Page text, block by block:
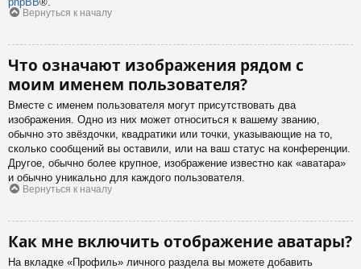
Вернуться к началу
Что означают изображения рядом с
моим именем пользователя?
Вместе с именем пользователя могут присутствовать два
изображения. Одно из них может относиться к вашему званию,
обычно это звёздочки, квадратики или точки, указывающие на то,
сколько сообщений вы оставили, или на ваш статус на конференции.
Другое, обычно более крупное, изображение известно как «аватара»
и обычно уникально для каждого пользователя.
Вернуться к началу
Как мне включить отображение аватары?
На вкладке «Профиль» личного раздела вы можете добавить